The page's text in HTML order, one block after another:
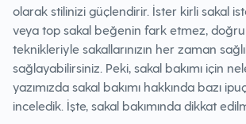
olarak stilinizi güçlendirir. İster kirli sakal
veya top sakal beğenin fark etmez, doğru
teknikleriyle sakallarınızın her zaman
sağlayabilirsiniz. Peki, sakal bakımı için
yazımızda sakal bakımı hakkında bazı
inceledik. İşte, sakal bakımında dikkat